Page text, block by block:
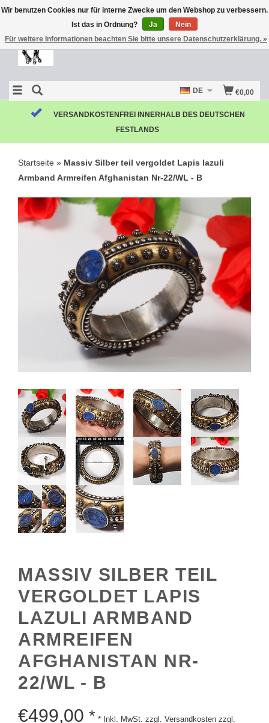
€0,00
DE
VERSANDKOSTENFREI INNERHALB DES DEUTSCHEN
FESTLANDS
Startseite » Massiv Silber teil vergoldet Lapis lazuli
Armband Armreifen Afghanistan Nr-22/WL - B
MASSIV SILBER TEIL
VERGOLDET LAPIS
LAZULI ARMBAND
ARMREIFEN
AFGHANISTAN NR-
22/WL - B
€499,00 * * Inkl. MwSt. zzgl. Versandkosten zzgl.
Wir benutzen Cookies nur für interne Zwecke um den Webshop zu verbessern.
Ist das in Ordnung?
Ja
Nein
Für weitere Informationen beachten Sie bitte unsere Datenschutzerklärung. »